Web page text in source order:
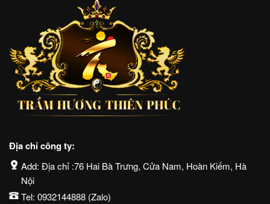
Địa chỉ công ty:
Add: Địa chỉ :76 Hai Bà Trưng, Cửa Nam, Hoàn Kiếm, Hà
Nội
Tel: 0932144888 (Zalo)